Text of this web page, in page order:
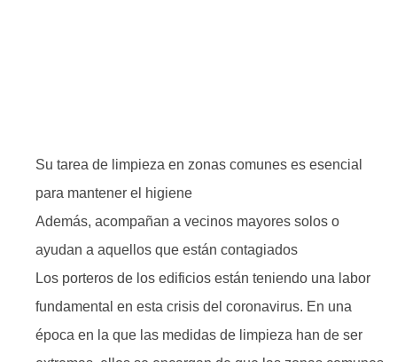
Su tarea de limpieza en zonas comunes es esencial
para mantener el higiene
Además, acompañan a vecinos mayores solos o
ayudan a aquellos que están contagiados
Los porteros de los edificios están teniendo una labor
fundamental en esta crisis del coronavirus. En una
época en la que las medidas de limpieza han de ser